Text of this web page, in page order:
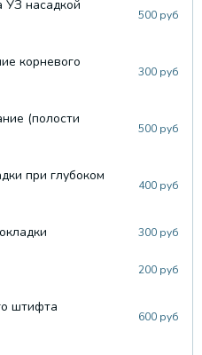
УЗ насадкой
500 руб
корневого
300 руб
(полости
500 руб
при глубоком
400 руб
300 руб
200 руб
штифта
600 руб